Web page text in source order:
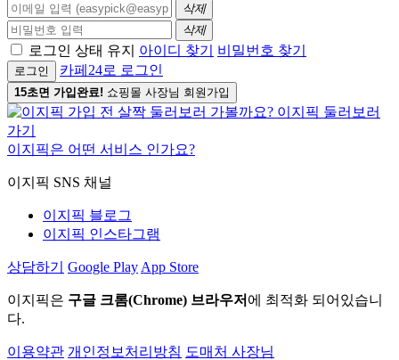
삭제
삭제
로그인 상태 유지 아이디 찾기 비밀번호 찾기
로그인 카페24로 로그인
15초면 가입완료! 쇼핑몰 사장님 회원가입
이지픽은 어떤 서비스 인가요?
이지픽 SNS 채널
이지픽 블로그
이지픽 인스타그램
상담하기 Google Play App Store
이지픽은 구글 크롬(Chrome) 브라우저 에 최적화 되어있습니
다.
이용약관 개인정보처리방침 도매처 사장님